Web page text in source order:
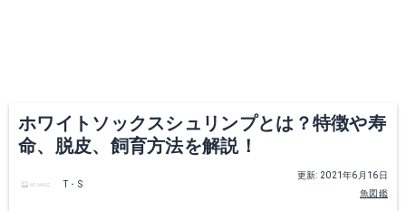
ホワイトソックスシュリンプとは？特徴や寿
命、脱皮、飼育方法を解説！
更新: 2021年6月16日
魚図鑑
T・S
ひかりプレミアム メガバイト レッド S 50g